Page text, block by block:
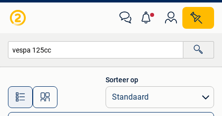
Alle afstanden…
Sorteer op